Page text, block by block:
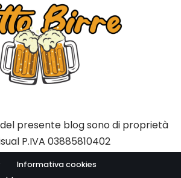
presente blog sono di proprietà
P.IVA 03885810402
Informativa cookies